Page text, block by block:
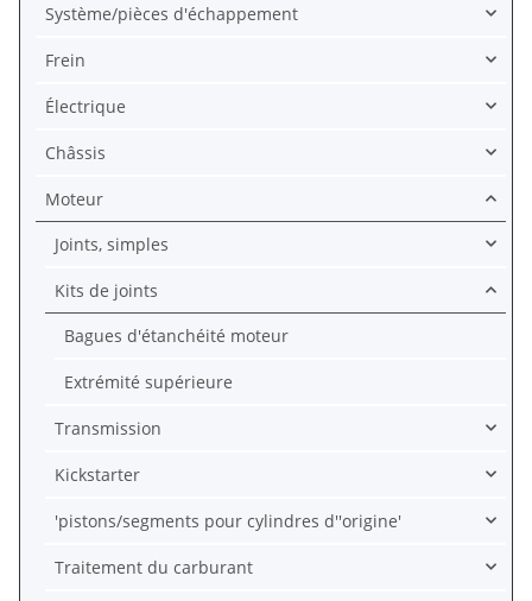
Système/pièces d'échappement
Frein
Électrique
Châssis
Moteur
Joints, simples
Kits de joints
Bagues d'étanchéité moteur
Extrémité supérieure
Transmission
Kickstarter
'pistons/segments pour cylindres d''origine'
Traitement du carburant